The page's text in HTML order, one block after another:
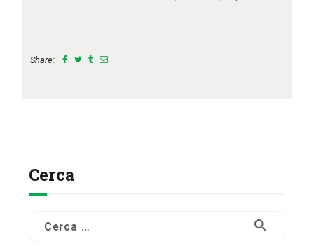
Share:
Cerca